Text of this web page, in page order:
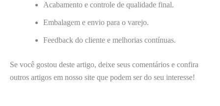
Acabamento e controle de qualidade final.
Embalagem e envio para o varejo.
Feedback do cliente e melhorias contínuas.
Se você gostou deste artigo, deixe seus comentários e confira
outros artigos em nosso site que podem ser do seu interesse!